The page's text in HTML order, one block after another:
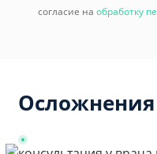
согласие на обработку
Осложнения